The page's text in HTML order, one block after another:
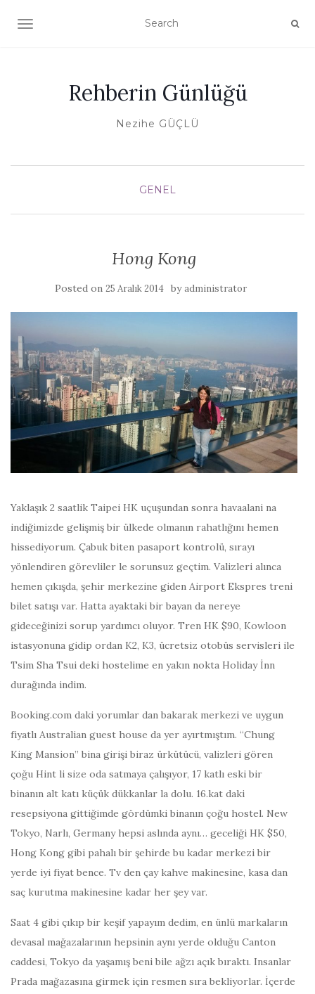
TOGGLE NAVIGATION
Rehberin Günlüğü
Nezihe GÜÇLÜ
GENEL
Hong Kong
Posted on 25 Aralık 2014 byadministrator
Yaklaşık 2 saatlik Taipei HK uçuşundan sonra havaalani na
indiğimizde gelişmiş bir ülkede olmanın rahatlığını hemen
hissediyorum. Çabuk biten pasaport kontrolü, sırayı
yönlendiren görevliler le sorunsuz geçtim. Valizleri alınca
hemen çıkışda, şehir merkezine giden Airport Ekspres treni
bilet satışı var. Hatta ayaktaki bir bayan da nereye
gideceğinizi sorup yardımcı oluyor. Tren HK $90, Kowloon
istasyonuna gidip ordan K2, K3, ücretsiz otobüs servisleri ile
Tsim Sha Tsui deki hostelime en yakın nokta Holiday İnn
durağında indim.
Booking.com daki yorumlar dan bakarak merkezi ve uygun
fiyatlı Australian guest house da yer ayırtmıştım. “Chung
King Mansion” bina girişi biraz ürkütücü, valizleri gören
çoğu Hint li size oda satmaya çalışıyor, 17 katlı eski bir
binanın alt katı küçük dükkanlar la dolu. 16.kat daki
resepsiyona gittiğimde gördümki binanın çoğu hostel. New
Tokyo, Narlı, Germany hepsi aslında aynı… geceliği HK $50,
Hong Kong gibi pahalı bir şehirde bu kadar merkezi bir
yerde iyi fiyat bence. Tv den çay kahve makinesine, kasa dan
saç kurutma makinesine kadar her şey var.
Saat 4 gibi çıkıp bir keşif yapayım dedim, en ünlü markaların
devasal mağazalarının hepsinin aynı yerde olduğu Canton
caddesi, Tokyo da yaşamış beni bile ağzı açık bıraktı. Insanlar
Prada mağazasına girmek için resmen sıra bekliyorlar. İçerde